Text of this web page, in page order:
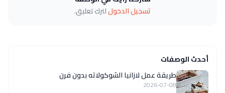
تسجيل الدخوللترك تعليق.
أحدث الوصفات
طريقة عمل لازانيا الشوكولاته بدون فرن
2026-07-08